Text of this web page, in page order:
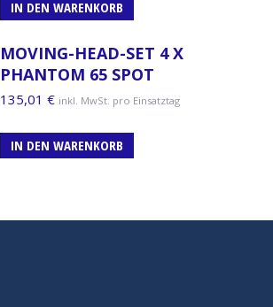
IN DEN WARENKORB
MOVING-HEAD-SET 4 X
PHANTOM 65 SPOT
135,01 € inkl. MwSt. pro Einsatztag
IN DEN WARENKORB